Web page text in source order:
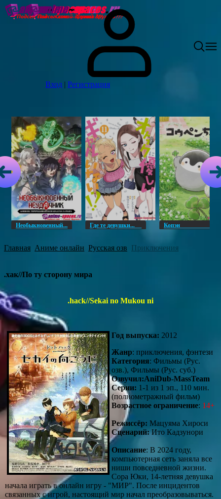
Вход | Регистрация
Необыкновенный... Где те девушки... Копэн
Главная Аниме онлайн Русская озв Приключения
.хак//По ту сторону мира
.hack//Sekai no Mukou ni
Год выпуска: 2012
Жанр: приключения, фэнтези
Категория: Фильмы (Рус.
озв.), Фильмы (Рус. суб.)
Озвучил:AniDub-MassTeam
Серии: 1-1 из 1 эп., 110 мин.
(полнометражный фильм)
Возрастное ограничение: 14+
Режиссёр: Мацуяма Хироси
Сценарий:Ито Кадзунори
Описание: В 2024 году,
компьютерная сеть заняла все
ниши повседневной жизни.
Сора Юки, 14-летняя девушка
начала играть в онлайн игру - "МИР". После инцидентов
связанных с игрой, настоящий мир начал преобразовываться.